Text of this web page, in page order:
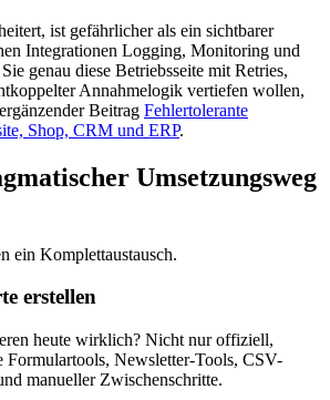
ist gefährlicher als ein sichtbarer
Integrationen Logging, Monitoring und
genau diese Betriebsseite mit Retries,
Annahmelogik vertiefen wollen,
Beitrag Fehlertolerante
Shop, CRM und ERP.
Umsetzungsweg
ein Komplettaustausch.
erstellen
heute wirklich? Nicht nur offiziell,
Formulartools, Newsletter-Tools, CSV-
manueller Zwischenschritte.